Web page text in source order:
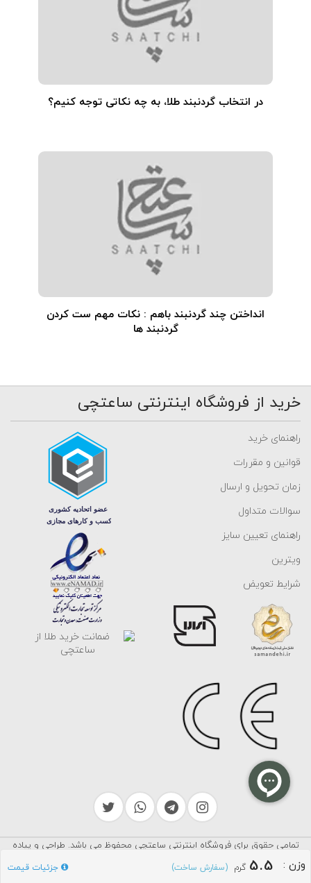
وزن :
5.5 گرم (سفارش ساخت) جزئیات قیمت
در انتخاب گردنبند طلا‌، به چه نکاتی توجه کنیم؟
انداختن چند گردنبند باهم : نکات مهم ست کردن
گردنبند ها
خرید از فروشگاه اینترنتی ساعتچی
راهنمای خرید
قوانین و مقررات
زمان تحویل و ارسال
سوالات متداول
راهنمای تعیین سایز
ویترین
شرایط تعویض
تمامی حقوق برای فروشگاه اینترنتی ساعتچی محفوظ می باشد. طراحی و پیاده
سازی توسط